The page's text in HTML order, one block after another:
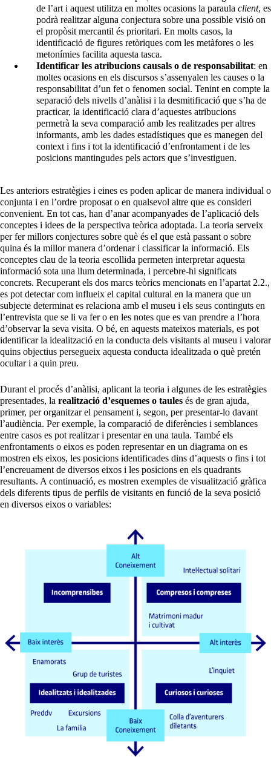
de l’art i aquest utilitza en moltes ocasions la paraula client, es
podrà realitzar alguna conjectura sobre una possible visió on
el propòsit mercantil és prioritari. En molts casos, la
identificació de figures retòriques com les metàfores o les
metonímies facilita aquesta tasca.
Identificar les atribucions causals o de responsabilitat: en
moltes ocasions en els discursos s’assenyalen les causes o la
responsabilitat d’un fet o fenomen social. Tenint en compte la
separació dels nivells d’anàlisi i la desmitificació que s’ha de
practicar, la identificació clara d’aquestes atribucions
permetrà la seva comparació amb les realitzades per altres
informants, amb les dades estadístiques que es manegen del
context i fins i tot la identificació d’enfrontament i de les
posicions mantingudes pels actors que s’investiguen.
Les anteriors estratègies i eines es poden aplicar de manera individual o
conjunta i en l’ordre proposat o en qualsevol altre que es consideri
convenient. En tot cas, han d’anar acompanyades de l’aplicació dels
conceptes i idees de la perspectiva teòrica adoptada. La teoria serveix
per fer millors conjectures sobre què és el que està passant o sobre
quina és la millor manera d’ordenar i classificar la informació. Els
conceptes clau de la teoria escollida permeten interpretar aquesta
informació sota una llum determinada, i percebre-hi significats
concrets. Recuperant els dos marcs teòrics mencionats en l’apartat 2.2.,
es pot detectar com influeix el capital cultural en la manera que un
subjecte determinat es relaciona amb el museu i els seus continguts en
l’entrevista que se li va fer o en les notes que es van prendre a l’hora
d’observar la seva visita. O bé, en aquests mateixos materials, es pot
identificar la idealització en la conducta dels visitants al museu i valorar
quins objectius persegueix aquesta conducta idealitzada o què pretén
ocultar i a quin preu.
Durant el procés d’anàlisi, aplicant la teoria i algunes de les estratègies
presentades, la realització d’esquemes o taules és de gran ajuda,
primer, per organitzar el pensament i, segon, per presentar-lo davant
l’audiència. Per exemple, la comparació de diferències i semblances
entre casos es pot realitzar i presentar en una taula. També els
enfrontaments o eixos es poden representar en un diagrama on es
mostren els eixos, les posicions identificades dins d’aquests o fins i tot
l’encreuament de diversos eixos i les posicions en els quadrants
resultants. A continuació, es mostren exemples de visualització gràfica
dels diferents tipus de perfils de visitants en funció de la seva posició
en diversos eixos o variables: